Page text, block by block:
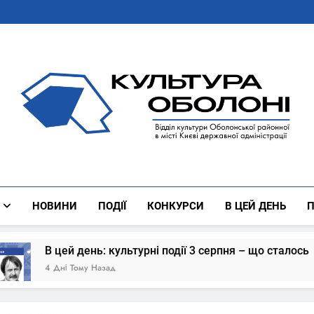
Культура Оболоні
НОВИНИ ПОДІЇ КОНКУРСИ В ЦЕЙ ДЕНЬ
день: культурні події 3 серпня – що сталось
Тому Назад